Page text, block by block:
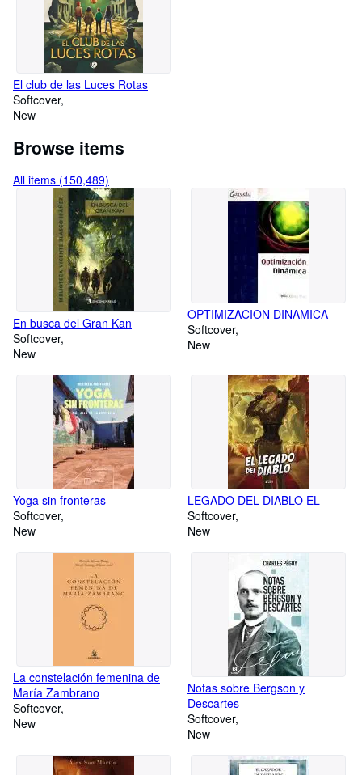
El club de las Luces Rotas
Softcover
New
Browse items
All items (150,489)
En busca del Gran Kan
Softcover
New
OPTIMIZACION DINAMICA
Softcover
New
Yoga sin fronteras
Softcover
New
LEGADO DEL DIABLO EL
Softcover
New
La constelación femenina de
María Zambrano
Softcover
New
Notas sobre Bergson y
Descartes
Softcover
New